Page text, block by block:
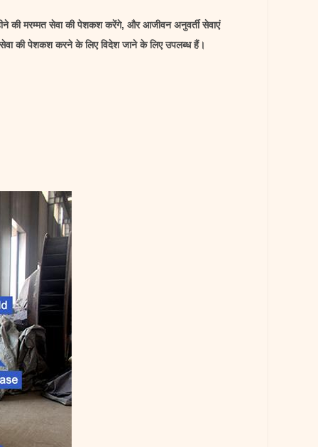
की मरम्मत सेवा की पेशकश करेंगे, और आजीवन अनुवर्ती सेवाएं
सेवा की पेशकश करने के लिए विदेश जाने के लिए उपलब्ध हैं।